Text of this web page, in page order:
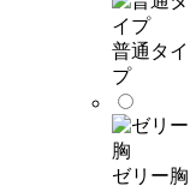
普通タイ
プ
ゼリー胸